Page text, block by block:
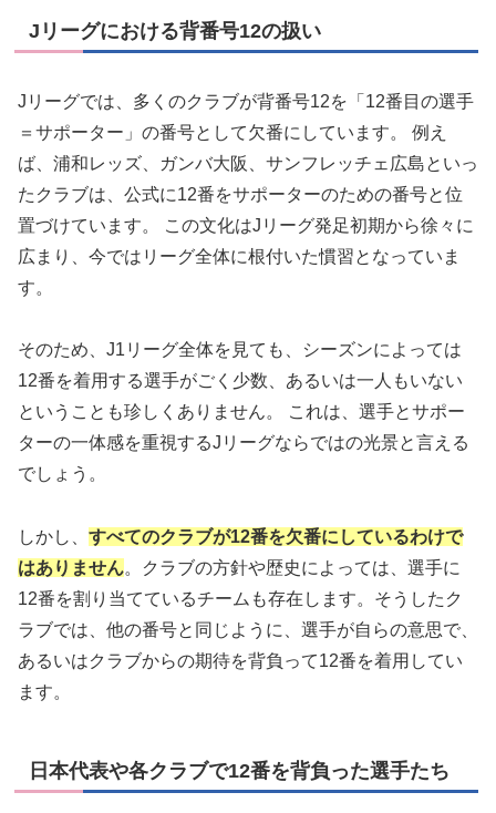
Jリーグにおける背番号12の扱い
Jリーグでは、多くのクラブが背番号12を「12番目の選手
＝サポーター」の番号として欠番にしています。 例え
ば、浦和レッズ、ガンバ大阪、サンフレッチェ広島といっ
たクラブは、公式に12番をサポーターのための番号と位
置づけています。 この文化はJリーグ発足初期から徐々に
広まり、今ではリーグ全体に根付いた慣習となっていま
す。
そのため、J1リーグ全体を見ても、シーズンによっては
12番を着用する選手がごく少数、あるいは一人もいない
ということも珍しくありません。 これは、選手とサポー
ターの一体感を重視するJリーグならではの光景と言える
でしょう。
しかし、 すべてのクラブが12番を欠番にしているわけで
はありません。クラブの方針や歴史によっては、選手に
12番を割り当てているチームも存在します。そうしたク
ラブでは、他の番号と同じように、選手が自らの意思で、
あるいはクラブからの期待を背負って12番を着用してい
ます。
日本代表や各クラブで12番を背負った選手たち